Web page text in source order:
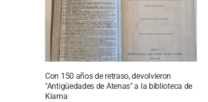
Con 150 años de retraso, devolvieron
"Antigüedades de Atenas" a la biblioteca de
Kiama